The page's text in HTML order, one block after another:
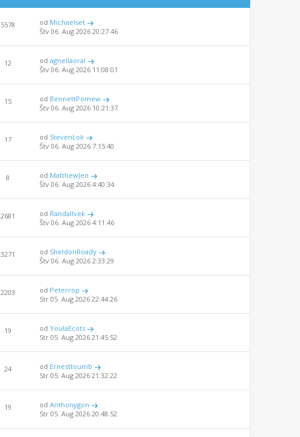
5578 od Michaelset
Štv 06. Aug 2026 20:27:46
12 odagnellaoral
Štv 06. Aug 2026 11:08:01
15 od BennettPomew
Štv 06. Aug 2026 10:21:37
17 od StevenLok
Štv 06. Aug 2026 7:15:40
8 od MatthewJen
Štv 06. Aug 2026 4:40:34
2681 od Randallvek
Štv 06. Aug 2026 4:11:46
3271 od SheldonRoady
Štv 06. Aug 2026 2:33:29
2203 od Peterrop
Str 05. Aug 2026 22:44:26
19 odYoulaEcots
Str 05. Aug 2026 21:45:52
24 od Ernesttoumb
Str 05. Aug 2026 21:32:22
19 odAnthonygon
Str 05. Aug 2026 20:48:52